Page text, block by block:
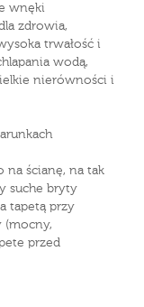
wnęki
zdrowia,
trwałość i
wodą,
nierówności i
na ścianę, na tak
suche bryty
tapetą przy
(mocny,
przed